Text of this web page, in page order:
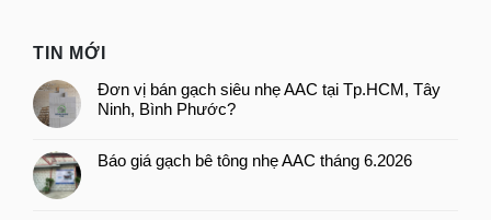
TIN MỚI
Đơn vị bán gạch siêu nhẹ AAC tại Tp.HCM, Tây
Ninh, Bình Phước?
Báo giá gạch bê tông nhẹ AAC tháng 6.2026